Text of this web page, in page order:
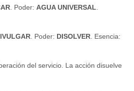
. Poder: AGUA UNIVERSAL.
. Poder: DISOLVER. Esencia:
del servicio. La acción disuelve